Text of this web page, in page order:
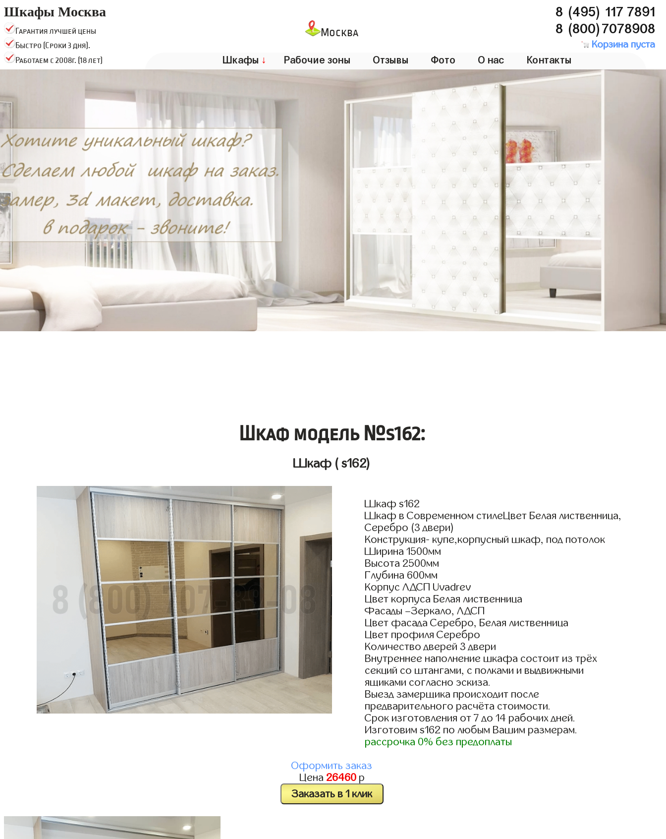
Шкафы Москва
Гарантия лучшей цены
Быстро (Сроки 3 дня).
Работаем с 2008г. (18 лет)
Москва
8 (495) 117 7891
8 (800)7078908
Корзина пуста
Шкафы ↓ Рабочие зоны Отзывы Фото О нас Контакты
Шкаф модель №s162:
Шкаф ( s162)
Шкаф s162
Шкаф в Современном стилеЦвет Белая лиственница,
Серебро (3 двери)
Конструкция- купе,корпусный шкаф, под потолок
Ширина 1500мм
Высота 2500мм
Глубина 600мм
Корпус ЛДСП Uvadrev
Цвет корпуса Белая лиственница
Фасады –Зеркало, ЛДСП
Цвет фасада Серебро, Белая лиственница
Цвет профиля Серебро
Количество дверей 3 двери
Внутреннее наполнение шкафа состоит из трёх
секций со штангами, с полками и выдвижными
ящиками согласно эскиза.
Выезд замерщика происходит после
предварительного расчёта стоимости.
Срок изготовления от 7 до 14 рабочих дней.
Изготовим s162 по любым Вашим размерам.
рассрочка 0% без предоплаты
Оформить заказ
Цена 26460р
Заказать в 1 клик